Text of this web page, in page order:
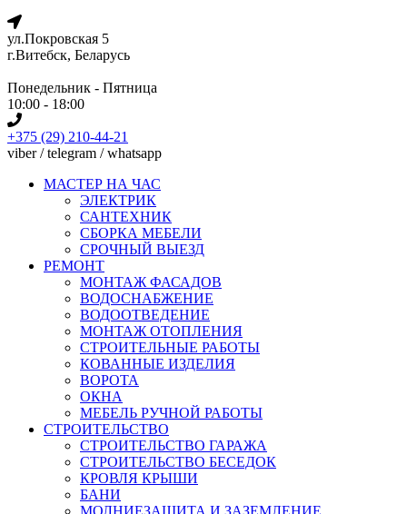
ул.Покровская 5
г.Витебск, Беларусь
Понедельник - Пятница
10:00 - 18:00
+375 (29) 210-44-21
viber / telegram / whatsapp
МАСТЕР НА ЧАС
ЭЛЕКТРИК
САНТЕХНИК
СБОРКА МЕБЕЛИ
СРОЧНЫЙ ВЫЕЗД
РЕМОНТ
МОНТАЖ ФАСАДОВ
ВОДОСНАБЖЕНИЕ
ВОДООТВЕДЕНИЕ
МОНТАЖ ОТОПЛЕНИЯ
СТРОИТЕЛЬНЫЕ РАБОТЫ
КОВАННЫЕ ИЗДЕЛИЯ
ВОРОТА
ОКНА
МЕБЕЛЬ РУЧНОЙ РАБОТЫ
СТРОИТЕЛЬСТВО
СТРОИТЕЛЬСТВО ГАРАЖА
СТРОИТЕЛЬСТВО БЕСЕДОК
КРОВЛЯ КРЫШИ
БАНИ
МОЛНИЕЗАЩИТА И ЗАЗЕМЛЕНИЕ